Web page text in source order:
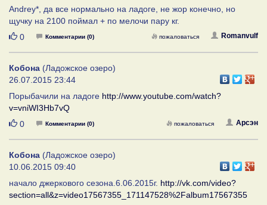
Andrey*, да все нормально на ладоге, не жор конечно, но
щучку на 2100 поймал + по мелочи пару кг.
Нравится
0 Комментарии (0) Romanvulf
пожаловаться
Кобона (Ладожское озеро)
26.07.2015 23:44
Порыбачили на ладоге http://www.youtube.com/watch?
v=vniWI3Hb7vQ
Нравится
0 Комментарии (0) Арсэн
пожаловаться
Кобона (Ладожское озеро)
10.06.2015 09:40
начало джеркового сезона.6.06.2015г. http://vk.com/video?
section=all&z=video17567355_171147528%2Falbum17567355